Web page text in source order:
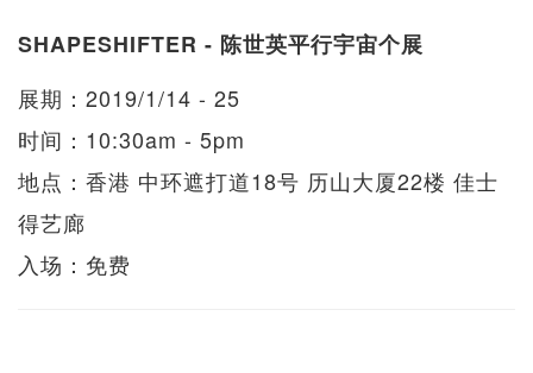
SHAPESHIFTER - 陈世英平行宇宙个展
展期：2019/1/14 - 25
时间：10:30am - 5pm
地点：香港 中环遮打道18号 历山大厦22楼 佳士
得艺廊
入场：免费